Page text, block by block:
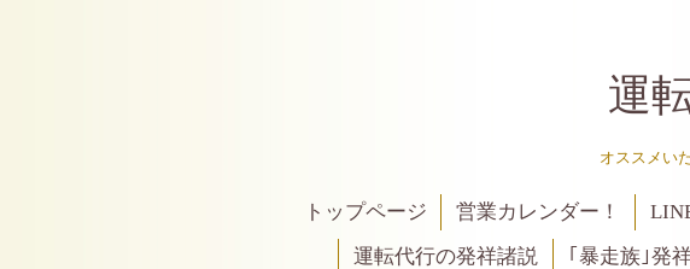
運
オススメい
トップページ 営業カレンダー！
運転代行の発祥諸説
｢暴走族｣発